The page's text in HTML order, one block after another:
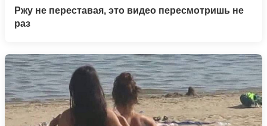
Ржу не переставая, это видео пересмотришь не
раз